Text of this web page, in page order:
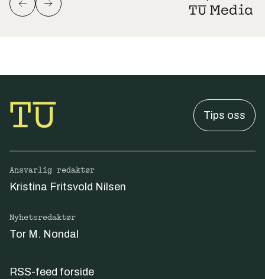
Tips oss
Ansvarlig redaktør
Kristina Fritsvold Nilsen
Nyhetsredaktør
Tor M. Nondal
RSS-feed forside